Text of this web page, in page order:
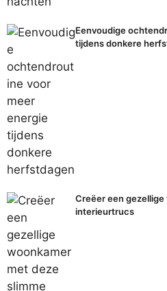
Eenvoudige
tijdens donkere
Creëer een
interieurtrucs